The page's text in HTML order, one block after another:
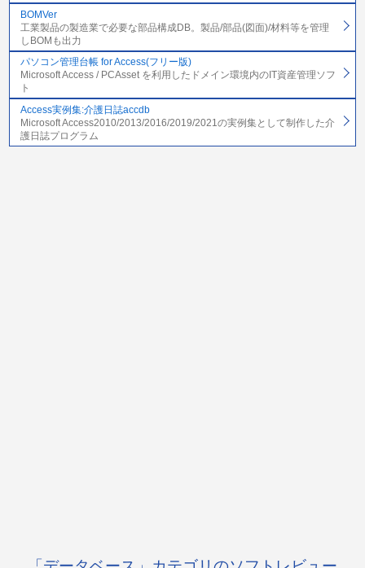
BOMVer
工業製品の製造業で必要な部品構成DB。製品/部品(図面)/材料等を管理
しBOMも出力
パソコン管理台帳 for Access(フリー版)
Microsoft Access / PCAsset を利用したドメイン環境内のIT資産管理ソフ
ト
Access実例集:介護日誌accdb
Microsoft Access2010/2013/2016/2019/2021の実例集として制作した介
護日誌プログラム